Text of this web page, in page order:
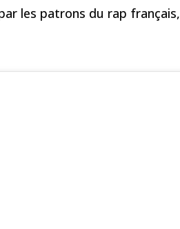
les patrons du rap français,